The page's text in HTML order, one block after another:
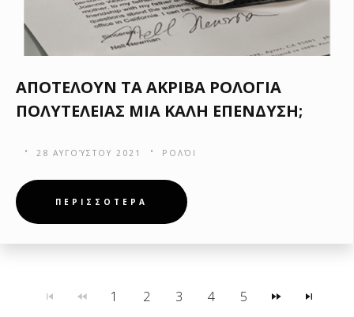
ΑΠΟΤΕΛΟΥΝ ΤΑ ΑΚΡΙΒΑ ΡΟΛΟΓΙΑ
ΠΟΛΥΤΕΛΕΙΑΣ ΜΙΑ ΚΑΛΗ ΕΠΕΝΔΥΣΗ;
28 ΑΥΓΟΎΣΤΟΥ 2021 ΡΟΛΌΙ
ΠΕΡΙΣΣΟΤΕΡΑ
1 2 3 4 5